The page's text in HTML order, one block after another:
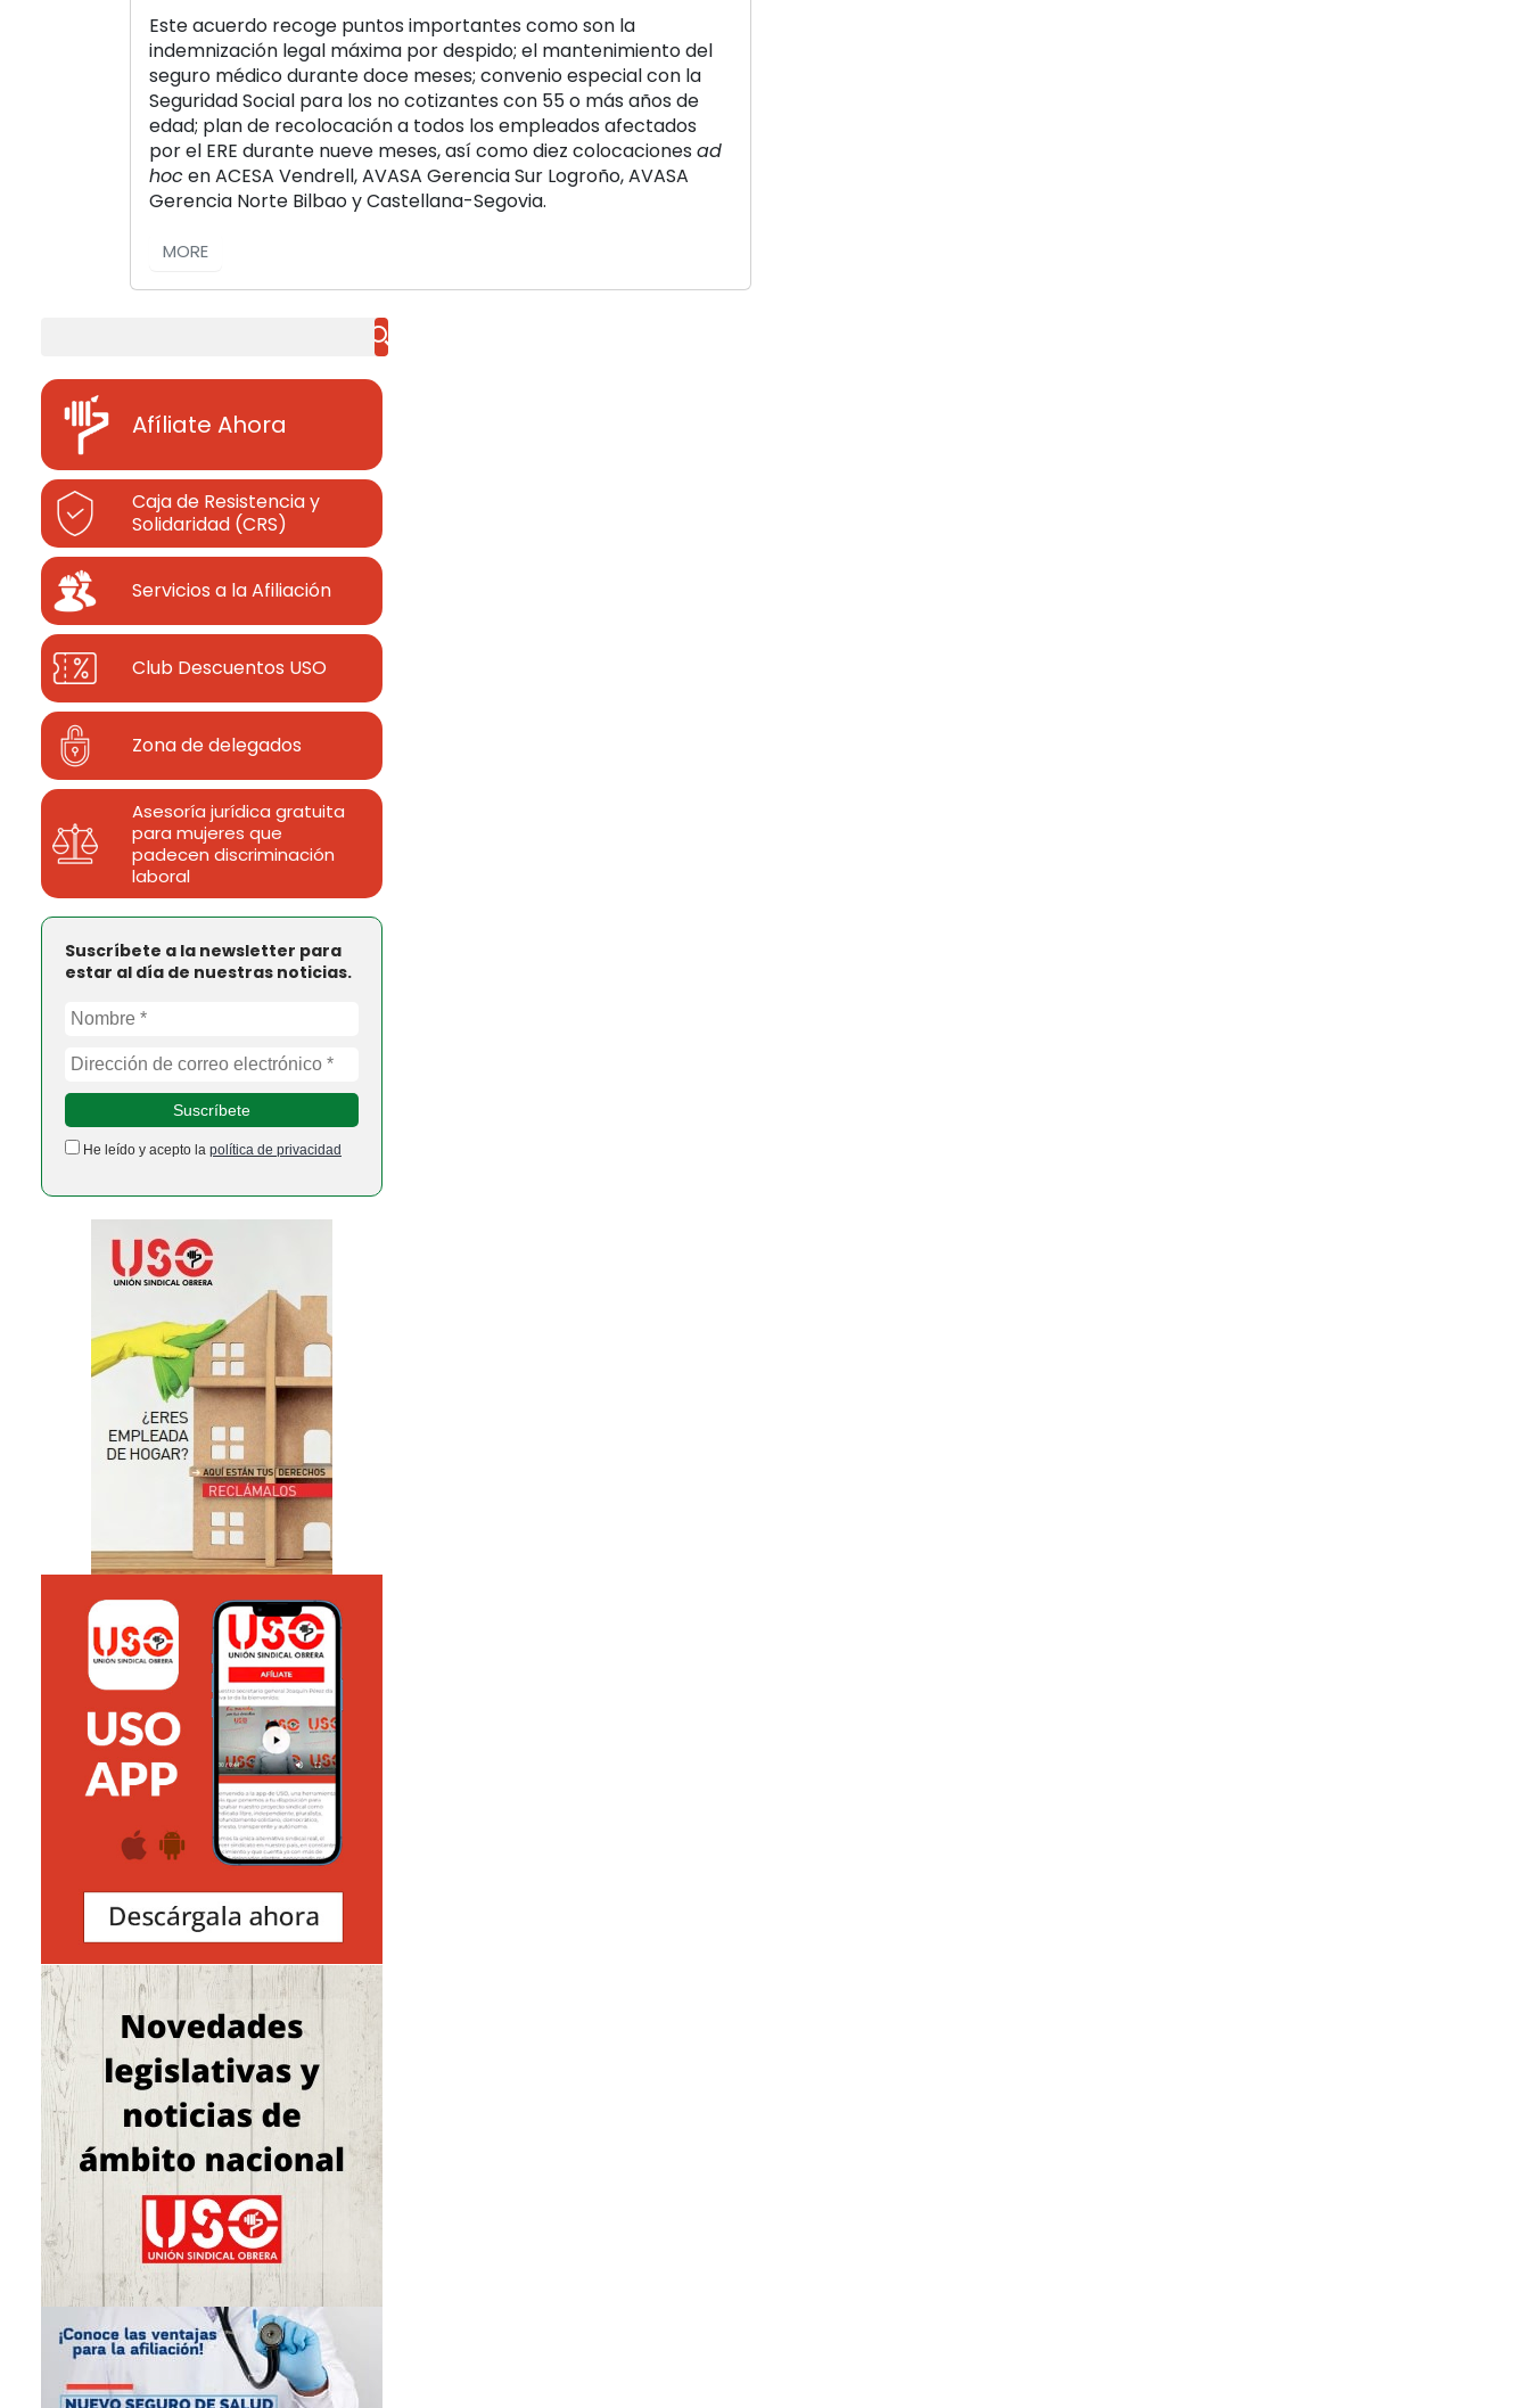
Este acuerdo recoge puntos importantes como son la
indemnización legal máxima por despido; el mantenimiento del
seguro médico durante doce meses; convenio especial con la
Seguridad Social para los no cotizantes con 55 o más años de
edad; plan de recolocación a todos los empleados afectados
por el ERE durante nueve meses, así como diez colocaciones ad
hocen ACESA Vendrell, AVASA Gerencia Sur Logroño, AVASA
Gerencia Norte Bilbao y Castellana-Segovia.
MORE
Afíliate Ahora
Caja de Resistencia y
Solidaridad (CRS)
Servicios a la Afiliación
Club Descuentos USO
Zona de delegados
Asesoría jurídica gratuita
para mujeres que
padecen discriminación
laboral
Suscríbete a la newsletter para
estar al día de nuestras noticias.
He leído y acepto la política de privacidad